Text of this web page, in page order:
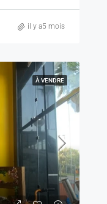
il y a5 mois
À VENDRE